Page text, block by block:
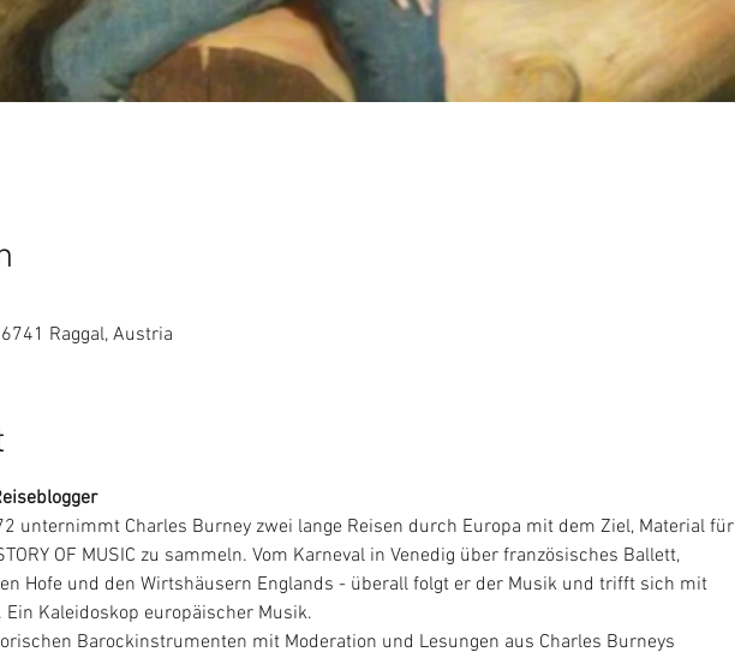
Raggal, Austria
unternimmt Charles Burney zwei lange Reisen durch Europa mit dem Ziel, Material für
OF MUSIC zu sammeln. Vom Karneval in Venedig über französisches Ballett,
Hofe und den Wirtshäusern Englands - überall folgt er der Musik und trifft sich mit
Kaleidoskop europäischer Musik.
Barockinstrumenten mit Moderation und Lesungen aus Charles Burneys